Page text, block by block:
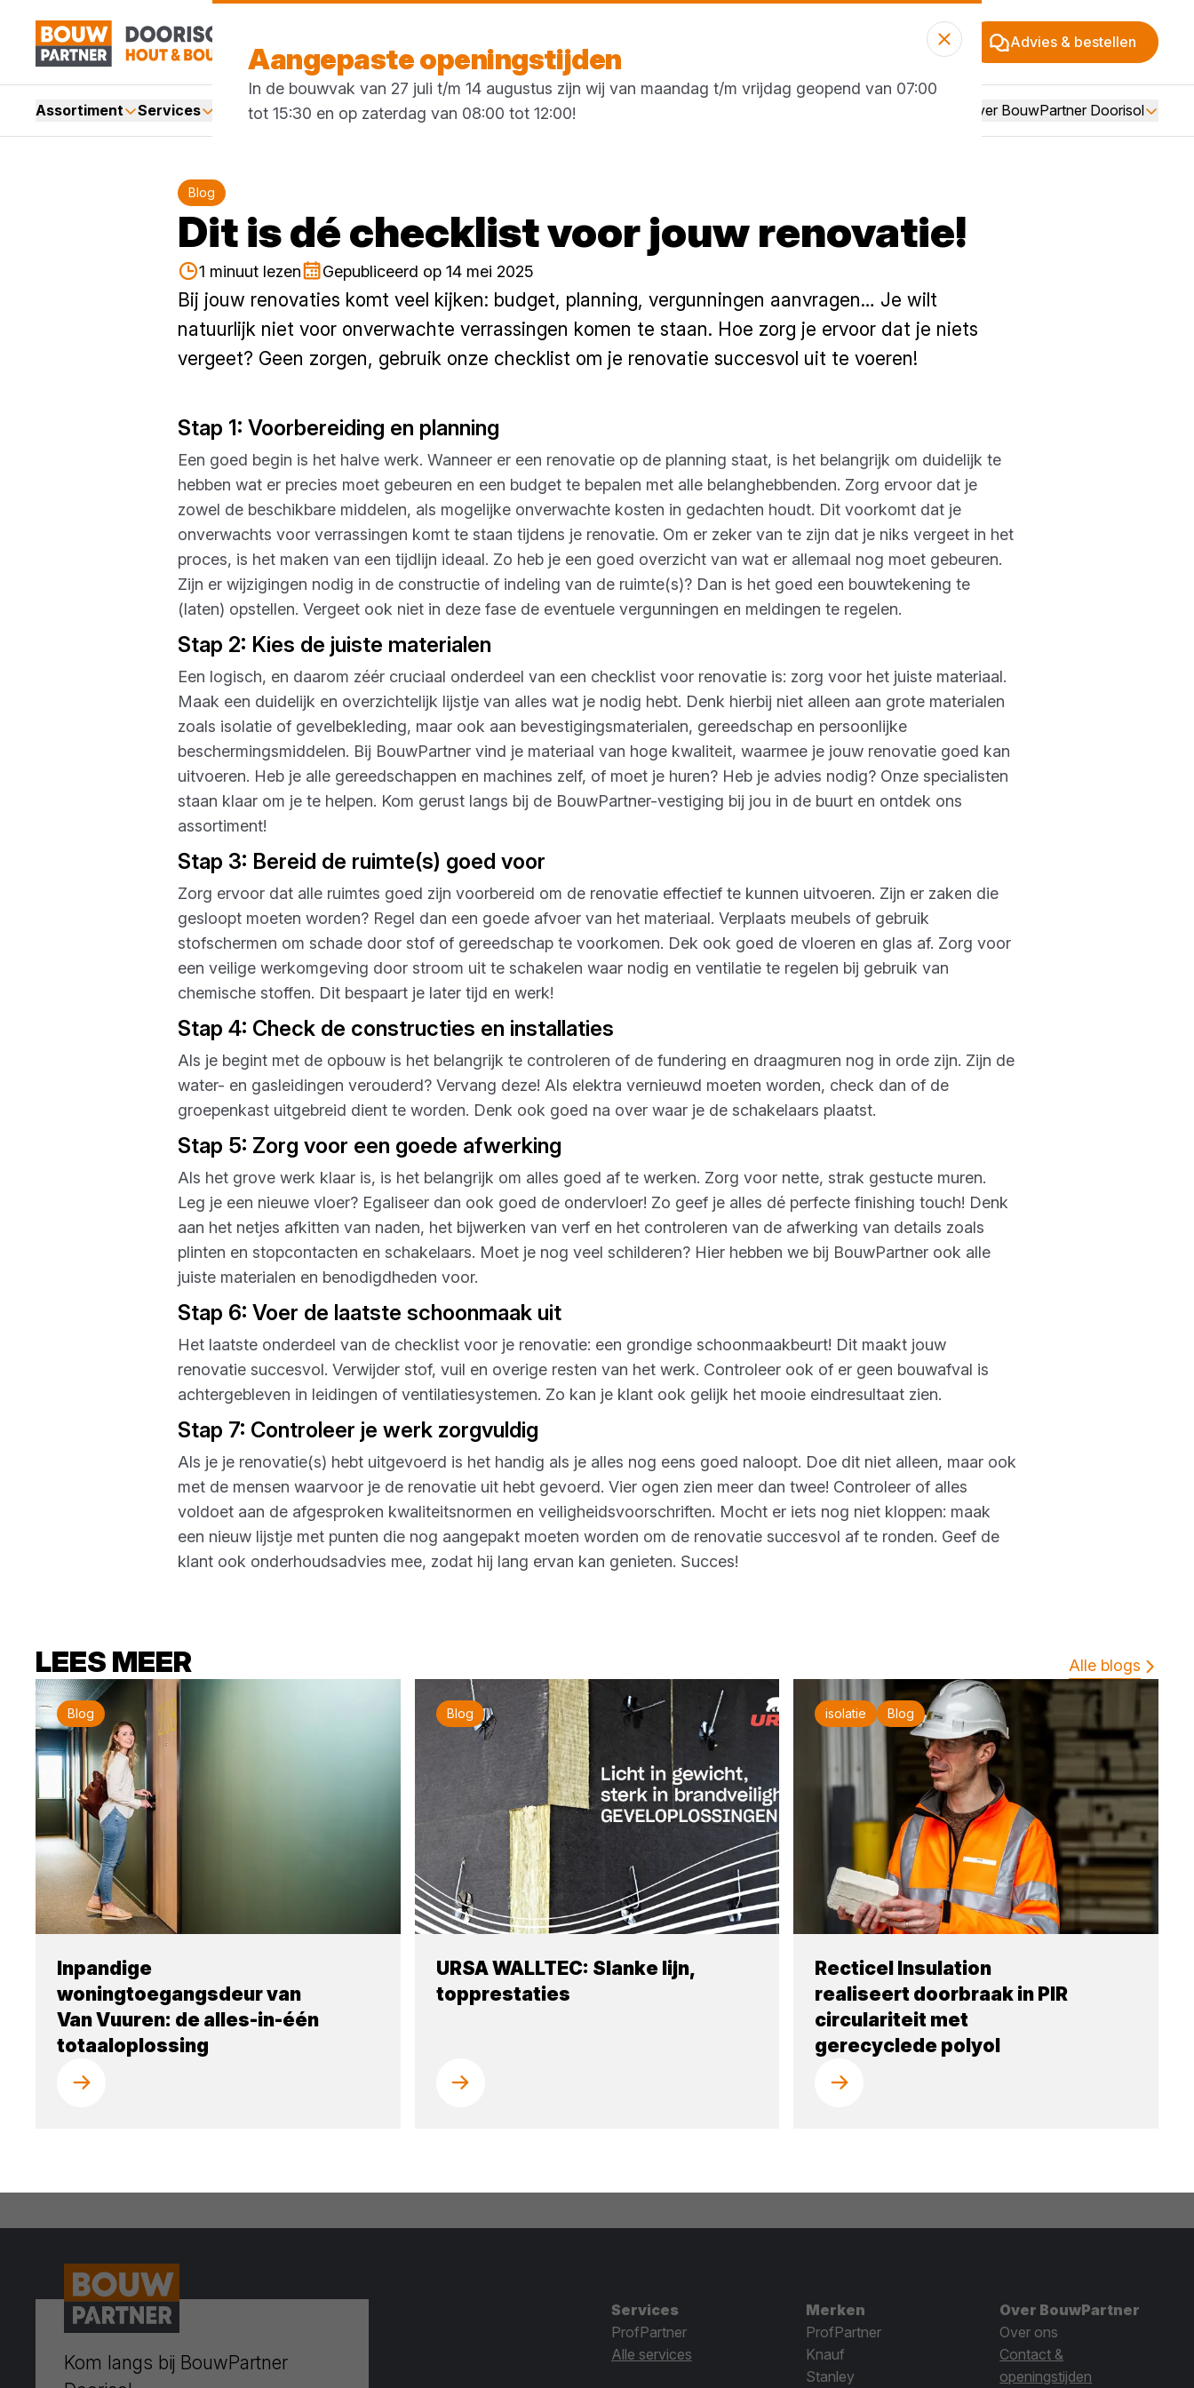
Advies & bestellen
Assortiment Services Merken Acties Blogs Over BouwPartner Doorisol
Blog
Dit is dé checklist voor jouw renovatie!
1 minuut lezen Gepubliceerd op 14 mei 2025
Bij jouw renovaties komt veel kijken: budget, planning, vergunningen aanvragen… Je wilt
natuurlijk niet voor onverwachte verrassingen komen te staan. Hoe zorg je ervoor dat je niets
vergeet? Geen zorgen, gebruik onze checklist om je renovatie succesvol uit te voeren!
Stap 1: Voorbereiding en planning
Een goed begin is het halve werk. Wanneer er een renovatie op de planning staat, is het belangrijk om duidelijk te
hebben wat er precies moet gebeuren en een budget te bepalen met alle belanghebbenden. Zorg ervoor dat je
zowel de beschikbare middelen, als mogelijke onverwachte kosten in gedachten houdt. Dit voorkomt dat je
onverwachts voor verrassingen komt te staan tijdens je renovatie. Om er zeker van te zijn dat je niks vergeet in het
proces, is het maken van een tijdlijn ideaal. Zo heb je een goed overzicht van wat er allemaal nog moet gebeuren.
Zijn er wijzigingen nodig in de constructie of indeling van de ruimte(s)? Dan is het goed een bouwtekening te
(laten) opstellen. Vergeet ook niet in deze fase de eventuele vergunningen en meldingen te regelen.
Stap 2: Kies de juiste materialen
Een logisch, en daarom zéér cruciaal onderdeel van een checklist voor renovatie is: zorg voor het juiste materiaal.
Maak een duidelijk en overzichtelijk lijstje van alles wat je nodig hebt. Denk hierbij niet alleen aan grote materialen
zoals isolatie of gevelbekleding, maar ook aan bevestigingsmaterialen, gereedschap en persoonlijke
beschermingsmiddelen. Bij BouwPartner vind je materiaal van hoge kwaliteit, waarmee je jouw renovatie goed kan
uitvoeren. Heb je alle gereedschappen en machines zelf, of moet je huren? Heb je advies nodig? Onze specialisten
staan klaar om je te helpen. Kom gerust langs bij de BouwPartner-vestiging bij jou in de buurt en ontdek ons
assortiment!
Stap 3: Bereid de ruimte(s) goed voor
Zorg ervoor dat alle ruimtes goed zijn voorbereid om de renovatie effectief te kunnen uitvoeren. Zijn er zaken die
gesloopt moeten worden? Regel dan een goede afvoer van het materiaal. Verplaats meubels of gebruik
stofschermen om schade door stof of gereedschap te voorkomen. Dek ook goed de vloeren en glas af. Zorg voor
een veilige werkomgeving door stroom uit te schakelen waar nodig en ventilatie te regelen bij gebruik van
chemische stoffen. Dit bespaart je later tijd en werk!
Stap 4: Check de constructies en installaties
Als je begint met de opbouw is het belangrijk te controleren of de fundering en draagmuren nog in orde zijn. Zijn de
water- en gasleidingen verouderd? Vervang deze! Als elektra vernieuwd moeten worden, check dan of de
groepenkast uitgebreid dient te worden. Denk ook goed na over waar je de schakelaars plaatst.
Stap 5: Zorg voor een goede afwerking
Als het grove werk klaar is, is het belangrijk om alles goed af te werken. Zorg voor nette, strak gestucte muren.
Leg je een nieuwe vloer? Egaliseer dan ook goed de ondervloer! Zo geef je alles dé perfecte finishing touch! Denk
aan het netjes afkitten van naden, het bijwerken van verf en het controleren van de afwerking van details zoals
plinten en stopcontacten en schakelaars. Moet je nog veel schilderen? Hier hebben we bij BouwPartner ook alle
juiste materialen en benodigdheden voor.
Stap 6: Voer de laatste schoonmaak uit
Het laatste onderdeel van de checklist voor je renovatie: een grondige schoonmaakbeurt! Dit maakt jouw
renovatie succesvol. Verwijder stof, vuil en overige resten van het werk. Controleer ook of er geen bouwafval is
achtergebleven in leidingen of ventilatiesystemen. Zo kan je klant ook gelijk het mooie eindresultaat zien.
Stap 7: Controleer je werk zorgvuldig
Als je je renovatie(s) hebt uitgevoerd is het handig als je alles nog eens goed naloopt. Doe dit niet alleen, maar ook
met de mensen waarvoor je de renovatie uit hebt gevoerd. Vier ogen zien meer dan twee! Controleer of alles
voldoet aan de afgesproken kwaliteitsnormen en veiligheidsvoorschriften. Mocht er iets nog niet kloppen: maak
een nieuw lijstje met punten die nog aangepakt moeten worden om de renovatie succesvol af te ronden. Geef de
klant ook onderhoudsadvies mee, zodat hij lang ervan kan genieten. Succes!
LEES MEER Alle blogs
Blog
Inpandige
woningtoegangsdeur van
Van Vuuren: de alles-in-één
totaaloplossing
Blog
URSA WALLTEC: Slanke lijn,
topprestaties
isolatie Blog
Recticel Insulation
realiseert doorbraak in PIR
circulariteit met
gerecyclede polyol
Aangepaste openingstijden
In de bouwvak van 27 juli t/m 14 augustus zijn wij van maandag t/m vrijdag geopend van 07:00
tot 15:30 en op zaterdag van 08:00 tot 12:00!
Kom langs bij BouwPartner
Services
ProfPartner
Alle services
Merken
ProfPartner
Knauf
Stanley
Over BouwPartner
Over ons
Contact &
openingstijden